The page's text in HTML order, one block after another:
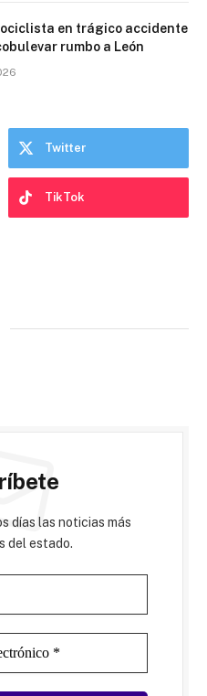
en trágico accidente
rumbo a León
Twitter
TikTok
días las noticias más
del estado.